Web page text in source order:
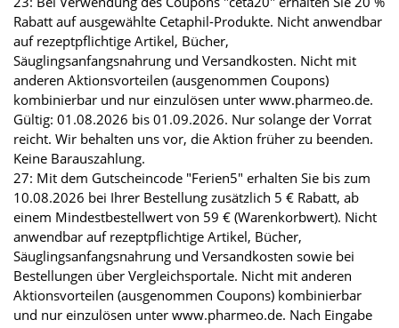
Rabatt auf ausgewählte Cetaphil-Produkte. Nicht anwendbar
auf rezeptpflichtige Artikel, Bücher,
Säuglingsanfangsnahrung und Versandkosten. Nicht mit
anderen Aktionsvorteilen (ausgenommen Coupons)
kombinierbar und nur einzulösen unter www.pharmeo.de.
Gültig: 01.08.2026 bis 01.09.2026. Nur solange der Vorrat
reicht. Wir behalten uns vor, die Aktion früher zu beenden.
Keine Barauszahlung.
27: Mit dem Gutscheincode "Ferien5" erhalten Sie bis zum
10.08.2026 bei Ihrer Bestellung zusätzlich 5 € Rabatt, ab
einem Mindestbestellwert von 59 € (Warenkorbwert). Nicht
anwendbar auf rezeptpflichtige Artikel, Bücher,
Säuglingsanfangsnahrung und Versandkosten sowie bei
Bestellungen über Vergleichsportale. Nicht mit anderen
Aktionsvorteilen (ausgenommen Coupons) kombinierbar
und nur einzulösen unter www.pharmeo.de. Nach Eingabe